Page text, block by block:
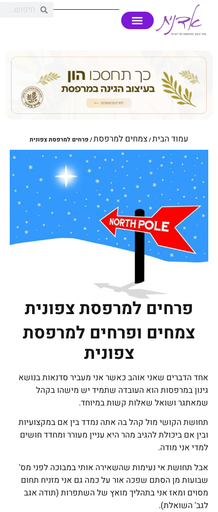
עמוד הבית/צמחים למרפסת/ פרחים למרפסת צפונית
פרחים למרפסת צפונית
צמחים ופרחים למרפסת
צפונית
אחד הדברים שאני אוהב כאשר אני מעביר סדנאות בנושא
גינון במרפסות הוא העובדה שתמיד יש מישהו בקהל
שמאתגר ושואל שאלות קשות במיוחד.
תחושת הקושי מול קהל בה אתה נמדד בין אם במקצועיות
ובין אם ביכולת להגיב מהר היא עניין מעורר ומחדד חושים
למדי אני מודה.
אבל תחושת אי נעימות שהשאירה אותי במבוכה לפני מס'
שבועות מן הסתם שפכה אור על כמה גם אני מזניח תחום
מסוים ומאז אני בתהליך מואץ של השתפרות (תודה אגב
לגב' השואלת).